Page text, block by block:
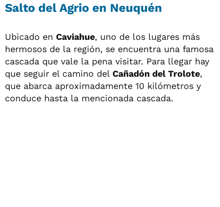
Salto del Agrio en Neuquén
Ubicado en Caviahue, uno de los lugares más
hermosos de la región, se encuentra una famosa
cascada que vale la pena visitar. Para llegar hay
que seguir el camino del Cañadón del Trolote,
que abarca aproximadamente 10 kilómetros y
conduce hasta la mencionada cascada.